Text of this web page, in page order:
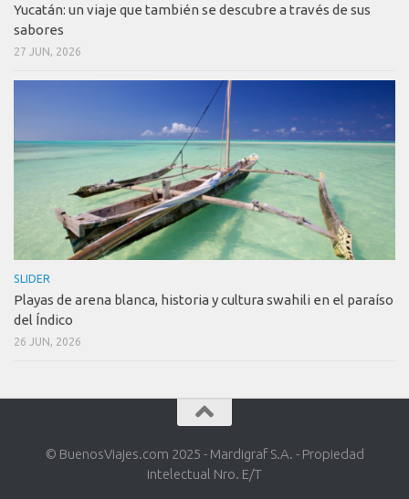
Yucatán: un viaje que también se descubre a través de sus
sabores
27 JUN, 2026
SLIDER
Playas de arena blanca, historia y cultura swahili en el paraíso
del Índico
26 JUN, 2026
© BuenosViajes.com 2025 - Mardigraf S.A. - Propiedad
intelectual Nro. E/T